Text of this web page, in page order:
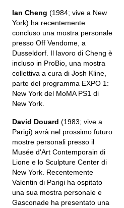
Ian Cheng (1984; vive a New
York) ha recentemente
concluso una mostra personale
presso Off Vendome, a
Dusseldorf. Il lavoro di Cheng è
incluso in ProBio, una mostra
collettiva a cura di Josh Kline,
parte del programma EXPO 1:
New York del MoMA PS1 di
New York.
David Douard (1983; vive a
Parigi) avrà nel prossimo futuro
mostre personali presso il
Musée d'Art Contemporain di
Lione e lo Sculpture Center di
New York. Recentemente
Valentin di Parigi ha ospitato
una sua mostra personale e
Gasconade ha presentato una